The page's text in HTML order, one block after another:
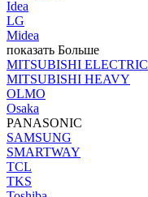
Idea
LG
Midea
показать Больше
MITSUBISHI ELECTRIC
MITSUBISHI HEAVY
OLMO
Osaka
PANASONIC
SAMSUNG
SMARTWAY
TCL
TKS